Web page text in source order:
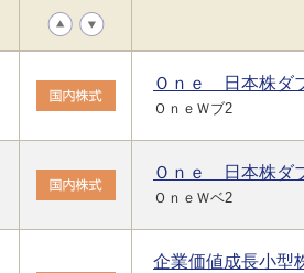
Ｏｎｅ 日本株ダ
ＯｎｅＷブ2
Ｏｎｅ 日本株ダ
ＯｎｅＷベ2
企業価値成長小型